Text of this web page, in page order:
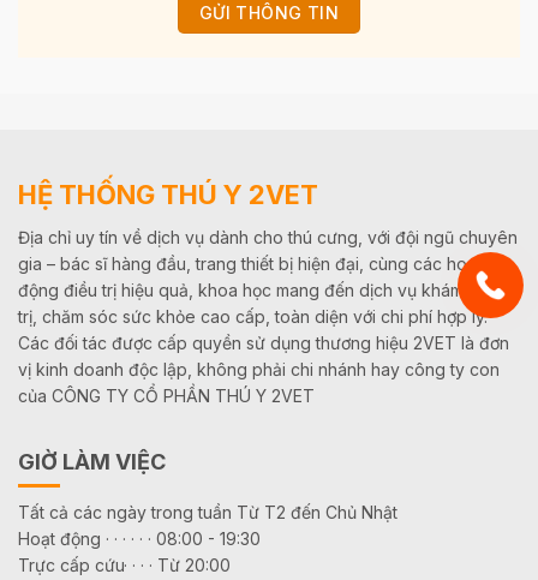
HỆ THỐNG THÚ Y 2VET
Địa chỉ uy tín về dịch vụ dành cho thú cưng, với đội ngũ chuyên
gia – bác sĩ hàng đầu, trang thiết bị hiện đại, cùng các hoạt
động điều trị hiệu quả, khoa học mang đến dịch vụ khám, điều
trị, chăm sóc sức khỏe cao cấp, toàn diện với chi phí hợp lý.
Các đối tác được cấp quyền sử dụng thương hiệu 2VET là đơn
vị kinh doanh độc lập, không phải chi nhánh hay công ty con
của CÔNG TY CỔ PHẦN THÚ Y 2VET
GIỜ LÀM VIỆC
Tất cả các ngày trong tuần Từ T2 đến Chủ Nhật
Hoạt động · · · · · · 08:00 - 19:30
Trực cấp cứu· · · · Từ 20:00